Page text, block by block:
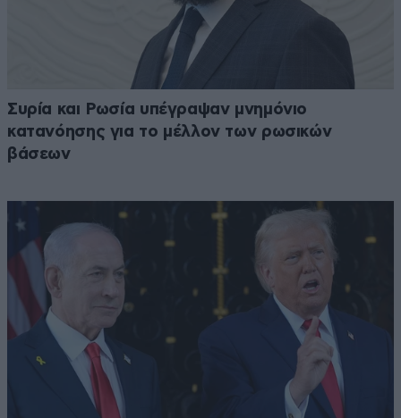
Συρία και Ρωσία υπέγραψαν μνημόνιο
κατανόησης για το μέλλον των ρωσικών
βάσεων